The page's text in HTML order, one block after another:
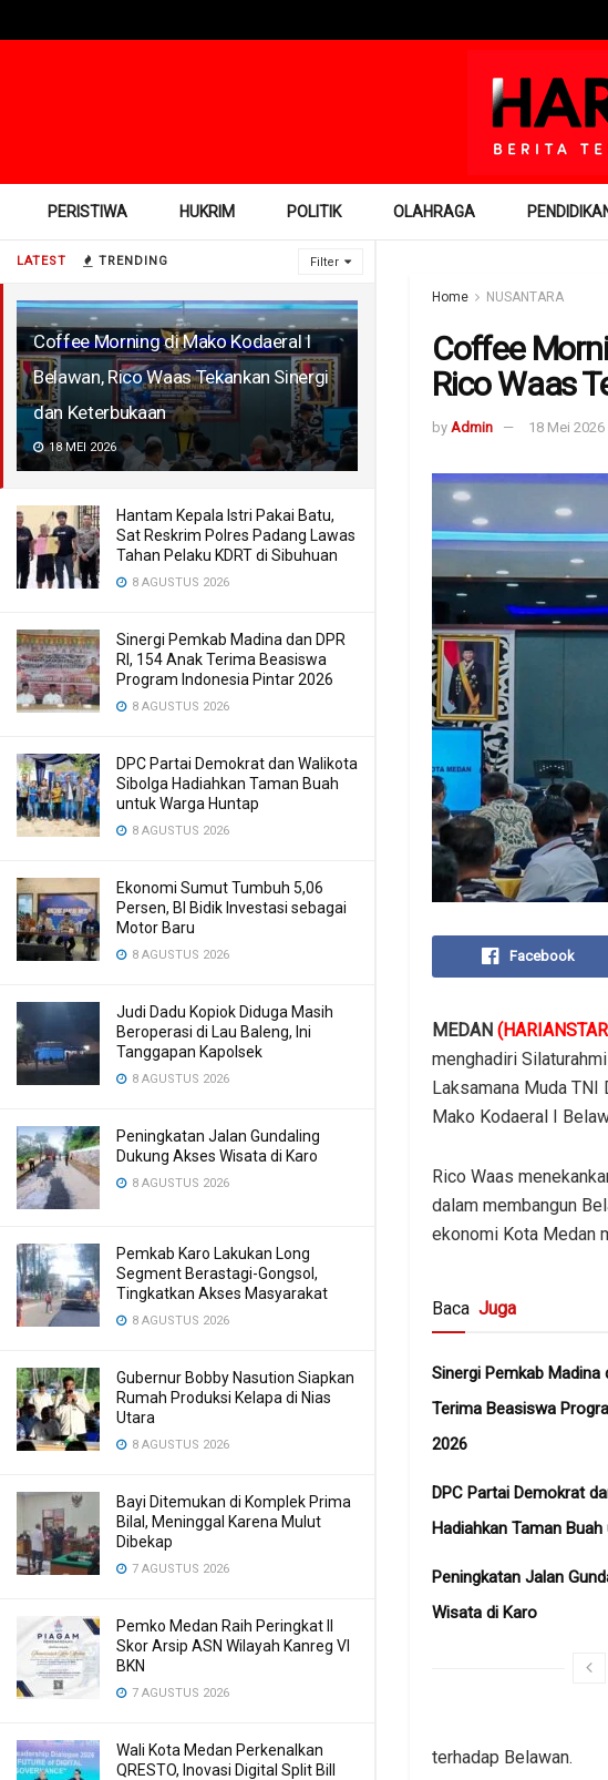
LATEST TRENDING Filter
Coffee Morning di Mako Kodaeral I
Belawan, Rico Waas Tekankan Sinergi
dan Keterbukaan
18 MEI 2026
Hantam Kepala Istri Pakai Batu,
Sat Reskrim Polres Padang Lawas
Tahan Pelaku KDRT di Sibuhuan
8 AGUSTUS 2026
Sinergi Pemkab Madina dan DPR
RI, 154 Anak Terima Beasiswa
Program Indonesia Pintar 2026
8 AGUSTUS 2026
DPC Partai Demokrat dan Walikota
Sibolga Hadiahkan Taman Buah
untuk Warga Huntap
8 AGUSTUS 2026
Ekonomi Sumut Tumbuh 5,06
Persen, BI Bidik Investasi sebagai
Motor Baru
8 AGUSTUS 2026
Judi Dadu Kopiok Diduga Masih
Beroperasi di Lau Baleng, Ini
Tanggapan Kapolsek
8 AGUSTUS 2026
Peningkatan Jalan Gundaling
Dukung Akses Wisata di Karo
8 AGUSTUS 2026
Pemkab Karo Lakukan Long
Segment Berastagi-Gongsol,
Tingkatkan Akses Masyarakat
8 AGUSTUS 2026
Gubernur Bobby Nasution Siapkan
Rumah Produksi Kelapa di Nias
Utara
8 AGUSTUS 2026
Bayi Ditemukan di Komplek Prima
Bilal, Meninggal Karena Mulut
Dibekap
7 AGUSTUS 2026
Pemko Medan Raih Peringkat II
Skor Arsip ASN Wilayah Kanreg VI
BKN
7 AGUSTUS 2026
Wali Kota Medan Perkenalkan
QRESTO, Inovasi Digital Split Bill
PERISTIWA HUKRIM POLITIK OLAHRAGA
Home NUSANTARA
Coffee
Rico Waas
by Admin 18 Mei 2026
Facebook
MEDAN
menghadiri
Laksamana Muda
Mako Kodaeral I
Rico Waas
dalam membangun
ekonomi Kota Medan
Baca Juga
Sinergi Pemkab Madina
Terima Beasiswa
2026
DPC Partai Demokrat
Hadiahkan Taman
Peningkatan Jalan
Wisata di Karo
terhadap Belawan.